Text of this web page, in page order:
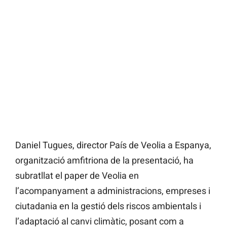
Daniel Tugues, director País de Veolia a Espanya,
organització amfitriona de la presentació, ha
subratllat el paper de Veolia en
l’acompanyament a administracions, empreses i
ciutadania en la gestió dels riscos ambientals i
l’adaptació al canvi climàtic, posant com a